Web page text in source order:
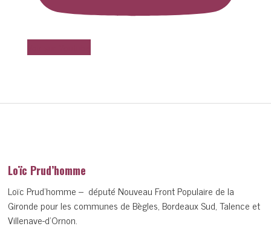
Loïc Prud’homme
Loïc Prud’homme – député Nouveau Front Populaire de la
Gironde pour les communes de Bègles, Bordeaux Sud, Talence et
Villenave-d’Ornon.